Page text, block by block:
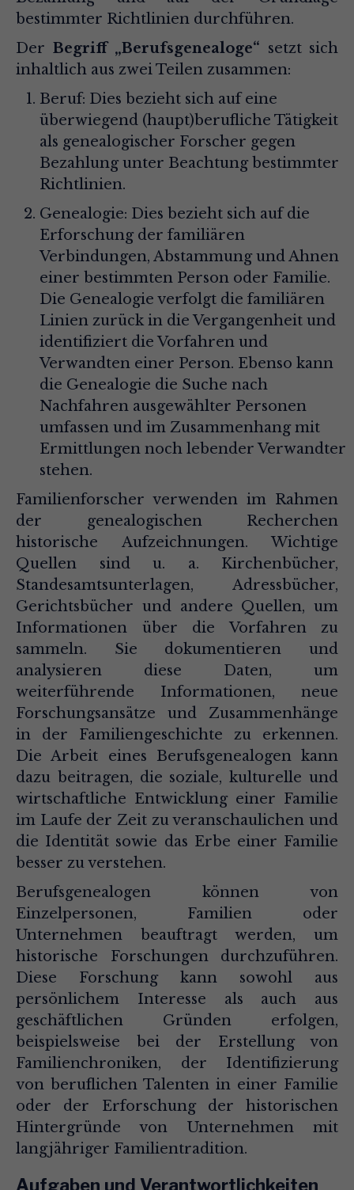
bestimmter Richtlinien durchführen.
Der Begriff „Berufsgenealoge“ setzt sich
inhaltlich aus zwei Teilen zusammen:
Beruf: Dies bezieht sich auf eine
überwiegend (haupt)berufliche Tätigkeit
als genealogischer Forscher gegen
Bezahlung unter Beachtung bestimmter
Richtlinien.
Genealogie: Dies bezieht sich auf die
Erforschung der familiären
Verbindungen, Abstammung und Ahnen
einer bestimmten Person oder Familie.
Die Genealogie verfolgt die familiären
Linien zurück in die Vergangenheit und
identifiziert die Vorfahren und
Verwandten einer Person. Ebenso kann
die Genealogie die Suche nach
Nachfahren ausgewählter Personen
umfassen und im Zusammenhang mit
Ermittlungen noch lebender Verwandter
stehen.
Familienforscher verwenden im Rahmen
der genealogischen Recherchen
historische Aufzeichnungen. Wichtige
Quellen sind u. a. Kirchenbücher,
Standesamtsunterlagen, Adressbücher,
Gerichtsbücher und andere Quellen, um
Informationen über die Vorfahren zu
sammeln. Sie dokumentieren und
analysieren diese Daten, um
weiterführende Informationen, neue
Forschungsansätze und Zusammenhänge
in der Familiengeschichte zu erkennen.
Die Arbeit eines Berufsgenealogen kann
dazu beitragen, die soziale, kulturelle und
wirtschaftliche Entwicklung einer Familie
im Laufe der Zeit zu veranschaulichen und
die Identität sowie das Erbe einer Familie
besser zu verstehen.
Berufsgenealogen können von
Einzelpersonen, Familien oder
Unternehmen beauftragt werden, um
historische Forschungen durchzuführen.
Diese Forschung kann sowohl aus
persönlichem Interesse als auch aus
geschäftlichen Gründen erfolgen,
beispielsweise bei der Erstellung von
Familienchroniken, der Identifizierung
von beruflichen Talenten in einer Familie
oder der Erforschung der historischen
Hintergründe von Unternehmen mit
langjähriger Familientradition.
Aufgaben und Verantwortlichkeiten